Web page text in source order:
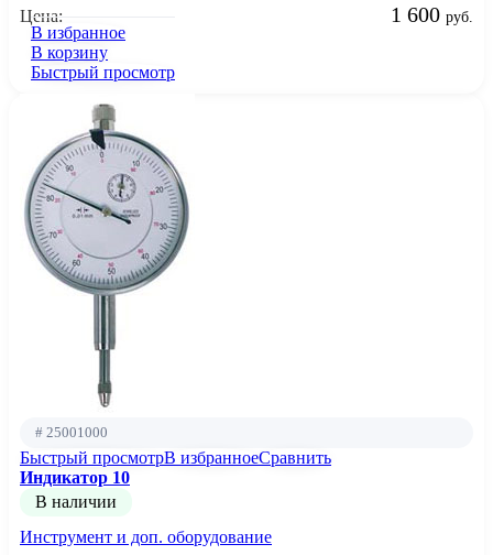
Цена: 1 600 руб.
В избранное
В корзину
Быстрый просмотр
# 25001000
Быстрый просмотрВ избранноеСравнить
Индикатор 10
В наличии
Инструмент и доп. оборудование